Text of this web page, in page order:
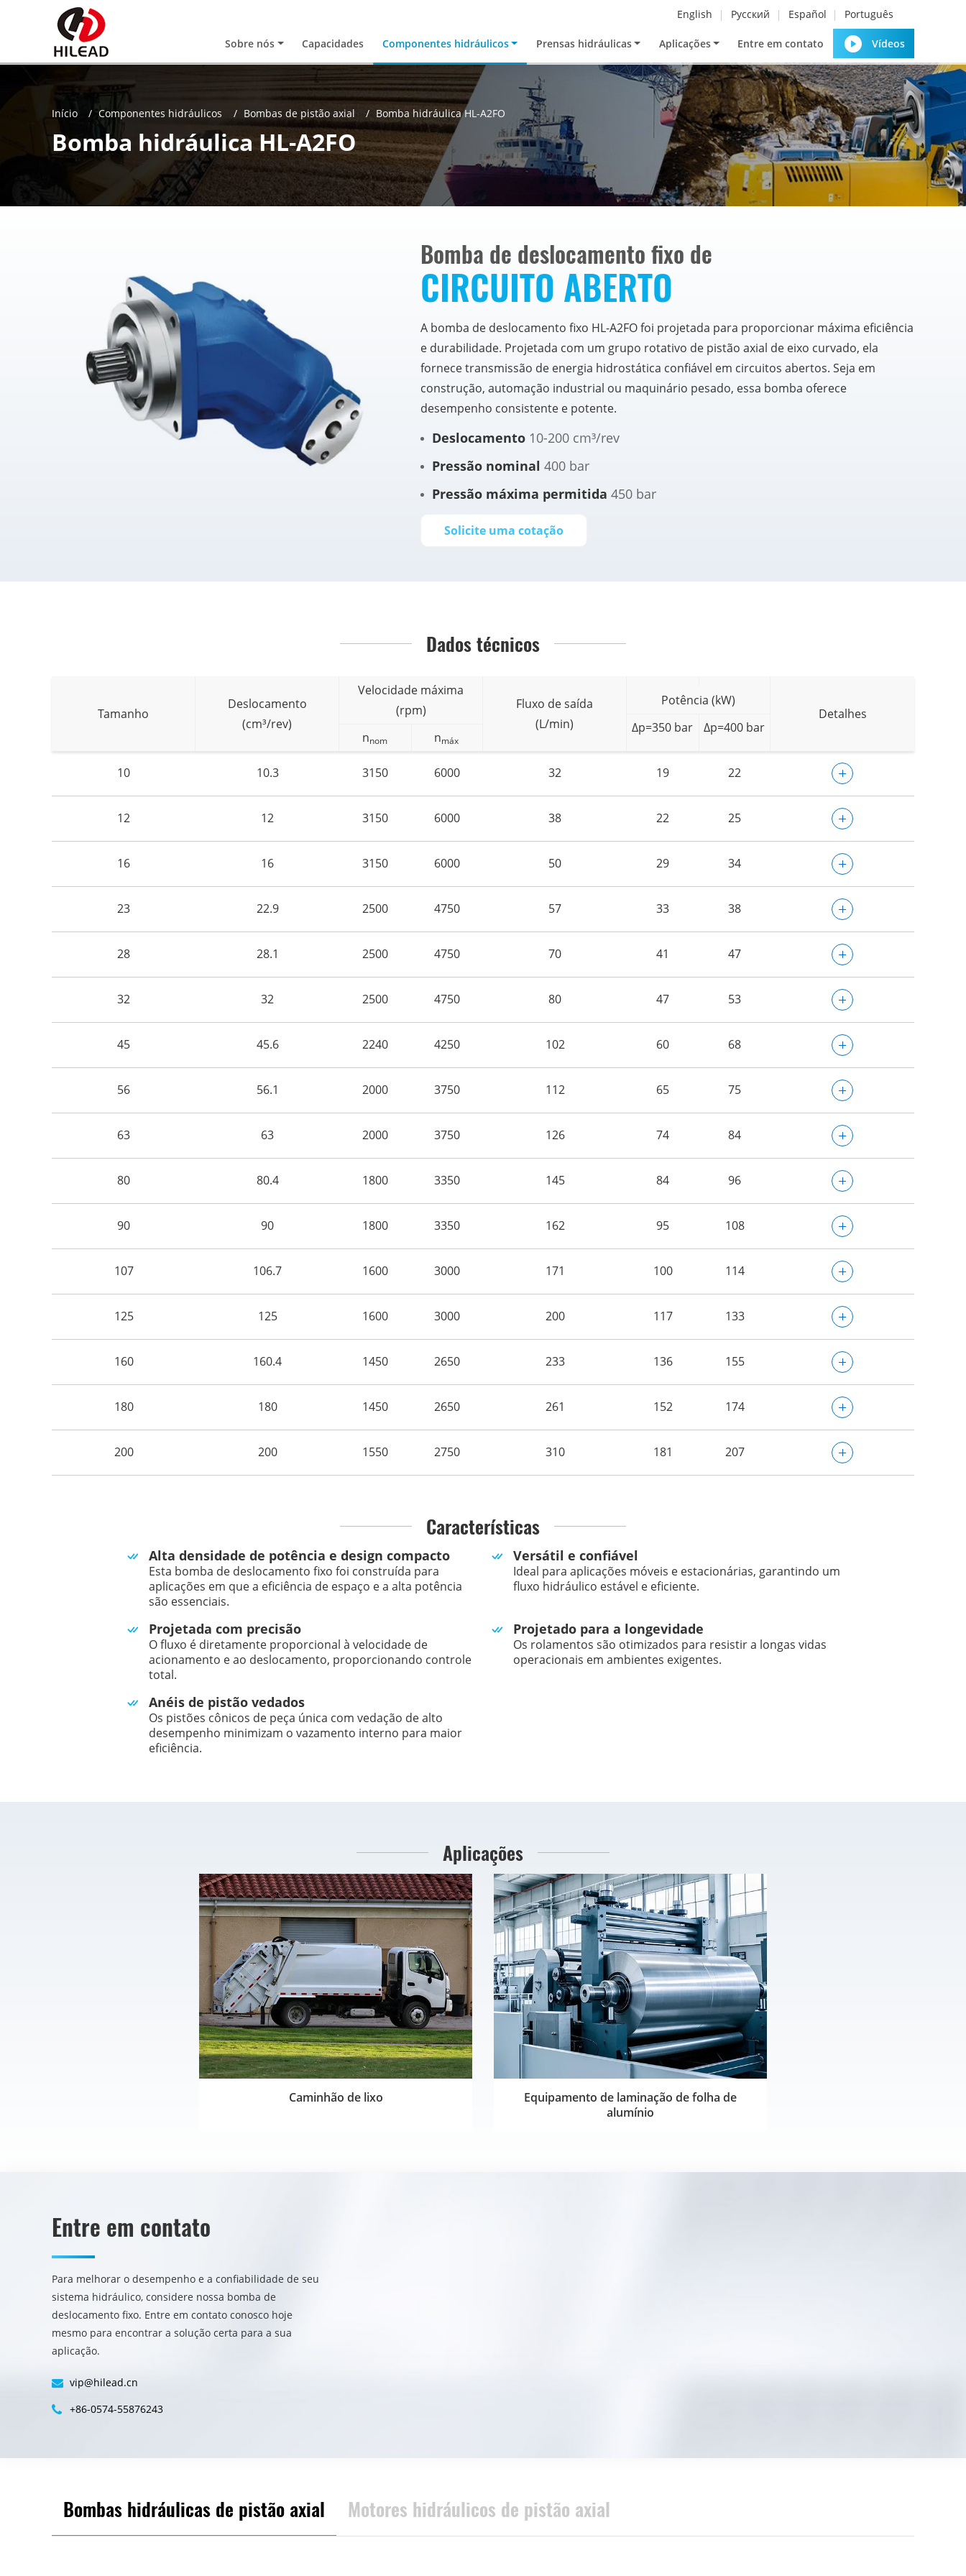
English Русский Español Português
Sobre nós Capacidades Componentes hidráulicos Prensas hidráulicas Aplicações Entre em contato Vídeos
Início Componentes hidráulicos Bombas de pistão axial Bomba hidráulica HL-A2FO
Bomba hidráulica HL-A2FO
Bomba de deslocamento fixo de
CIRCUITO ABERTO
A bomba de deslocamento fixo HL-A2FO foi projetada para proporcionar máxima eficiência
e durabilidade. Projetada com um grupo rotativo de pistão axial de eixo curvado, ela
fornece transmissão de energia hidrostática confiável em circuitos abertos. Seja em
construção, automação industrial ou maquinário pesado, essa bomba oferece
desempenho consistente e potente.
Deslocamento 10-200 cm³/rev
Pressão nominal 400 bar
Pressão máxima permitida 450 bar
Solicite uma cotação
Dados técnicos
Tamanho
Deslocamento
(cm³/rev)
Velocidade máxima
(rpm)
nnom nmáx
Fluxo de saída
(L/min)
Potência (kW)
Δp=350 bar
Δp=400 bar
Detalhes
10 10.3 3150 6000 32 19 22
12 12 3150 6000 38 22 25
16 16 3150 6000 50 29 34
23 22.9 2500 4750 57 33 38
28 28.1 2500 4750 70 41 47
32 32 2500 4750 80 47 53
45 45.6 2240 4250 102 60 68
56 56.1 2000 3750 112 65 75
63 63 2000 3750 126 74 84
80 80.4 1800 3350 145 84 96
90 90 1800 3350 162 95 108
107 106.7 1600 3000 171 100 114
125 125 1600 3000 200 117 133
160 160.4 1450 2650 233 136 155
180 180 1450 2650 261 152 174
200 200 1550 2750 310 181 207
Características
Alta densidade de potência e design compacto
Esta bomba de deslocamento fixo foi construída para
aplicações em que a eficiência de espaço e a alta potência
são essenciais.
Versátil e confiável
Ideal para aplicações móveis e estacionárias, garantindo um
fluxo hidráulico estável e eficiente.
Projetada com precisão
O fluxo é diretamente proporcional à velocidade de
acionamento e ao deslocamento, proporcionando controle
total.
Projetado para a longevidade
Os rolamentos são otimizados para resistir a longas vidas
operacionais em ambientes exigentes.
Anéis de pistão vedados
Os pistões cônicos de peça única com vedação de alto
desempenho minimizam o vazamento interno para maior
eficiência.
Aplicações
Caminhão de lixo
Equipamento de laminação de folha de
alumínio
Entre em contato
Para melhorar o desempenho e a confiabilidade de seu
sistema hidráulico, considere nossa bomba de
deslocamento fixo. Entre em contato conosco hoje
mesmo para encontrar a solução certa para a sua
aplicação.
vip@hilead.cn
+86-0574-55876243
Bombas hidráulicas de pistão axial Motores hidráulicos de pistão axial